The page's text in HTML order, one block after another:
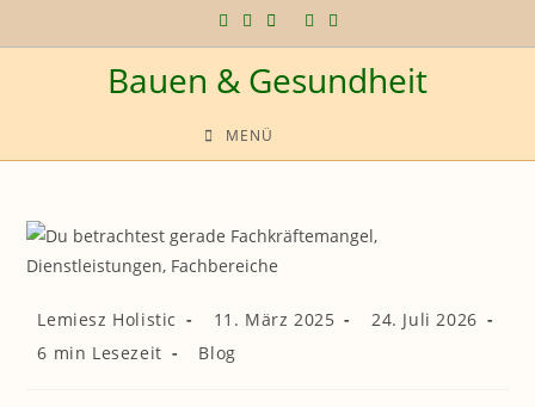
Inhalt
Bauen & Gesundheit
MENÜ
Beitrags-
Lemiesz Holistic
Beitrag
11. März 2025
Beitrag
zuletzt
24. Juli 2026
Lesedauer:
6 min Lesezeit
Beitrags-
Kategorie:
Blog